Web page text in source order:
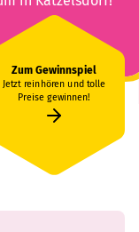
Zum Gewinnspiel
Jetzt reinhören und tolle
Preise gewinnen!